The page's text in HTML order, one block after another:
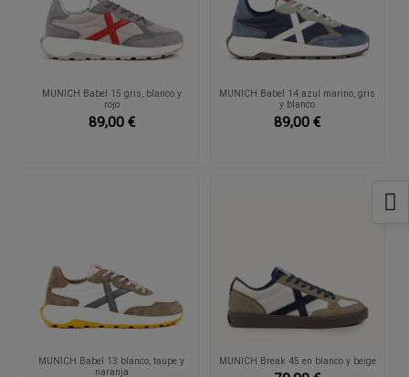
MUNICH Babel 15 gris, blanco y
rojo
89,00 €
MUNICH Babel 14 azul marino, gris
y blanco
89,00 €
MUNICH Babel 13 blanco, taupe y
naranja
MUNICH Break 45 en blanco y beige